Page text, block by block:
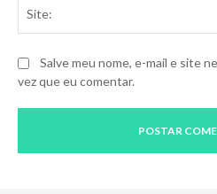
Salve meu nome, e-mail e site
vez que eu comentar.